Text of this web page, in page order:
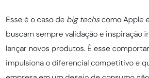
Esse é o caso de big techscomo Apple
buscam sempre validação e inspiração
lançar novos produtos. É esse
impulsiona o diferencial competitivo e